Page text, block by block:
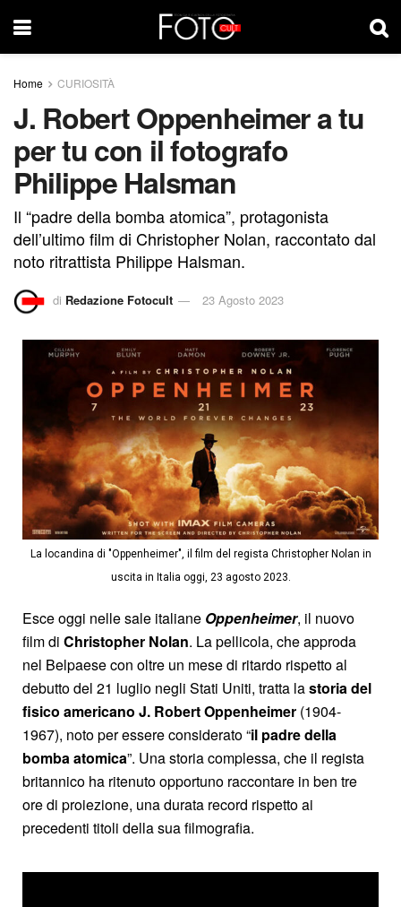
Home CURIOSITÀ
J. Robert Oppenheimer a tu
per tu con il fotografo
Philippe Halsman
Il “padre della bomba atomica”, protagonista
dell’ultimo film di Christopher Nolan, raccontato dal
noto ritrattista Philippe Halsman.
di Redazione Fotocult 23 Agosto 2023
La locandina di "Oppenheimer", il film del regista Christopher Nolan in
uscita in Italia oggi, 23 agosto 2023.
Esce oggi nelle sale italiane Oppenheimer, il nuovo
film di Christopher Nolan. La pellicola, che approda
nel Belpaese con oltre un mese di ritardo rispetto al
debutto del 21 luglio negli Stati Uniti, tratta lastoria del
fisico americano J. Robert Oppenheimer (1904-
1967), noto per essere considerato “il padre della
bomba atomica”. Una storia complessa, che il regista
britannico ha ritenuto opportuno raccontare in ben tre
ore di proiezione, una durata record rispetto ai
precedenti titoli della sua filmografia.